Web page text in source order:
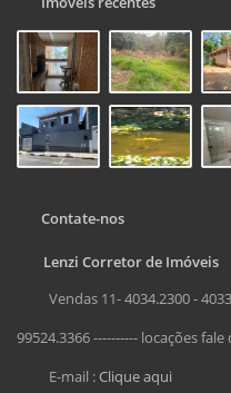
Contate-nos
Lenzi Corretor de Imóveis
Vendas 11- 4034.2300 -
99524.3366 ---------- locações
E-mail :Clique aqui